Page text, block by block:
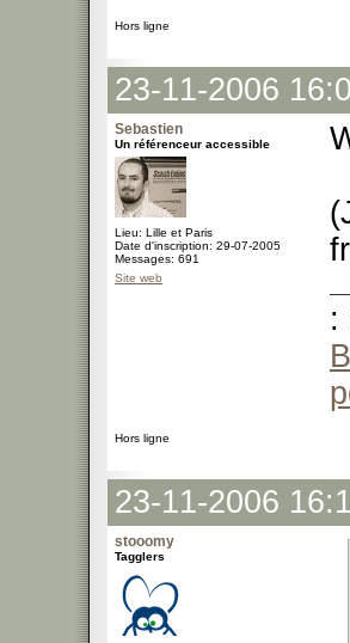
Hors ligne
23-11-2006
Sebastien
Un référenceur accessible
Lieu: Lille et Paris
Date d'inscription: 29-07-2005
Messages: 691
Site web
:
Hors ligne
23-11-2006
stooomy
Tagglers